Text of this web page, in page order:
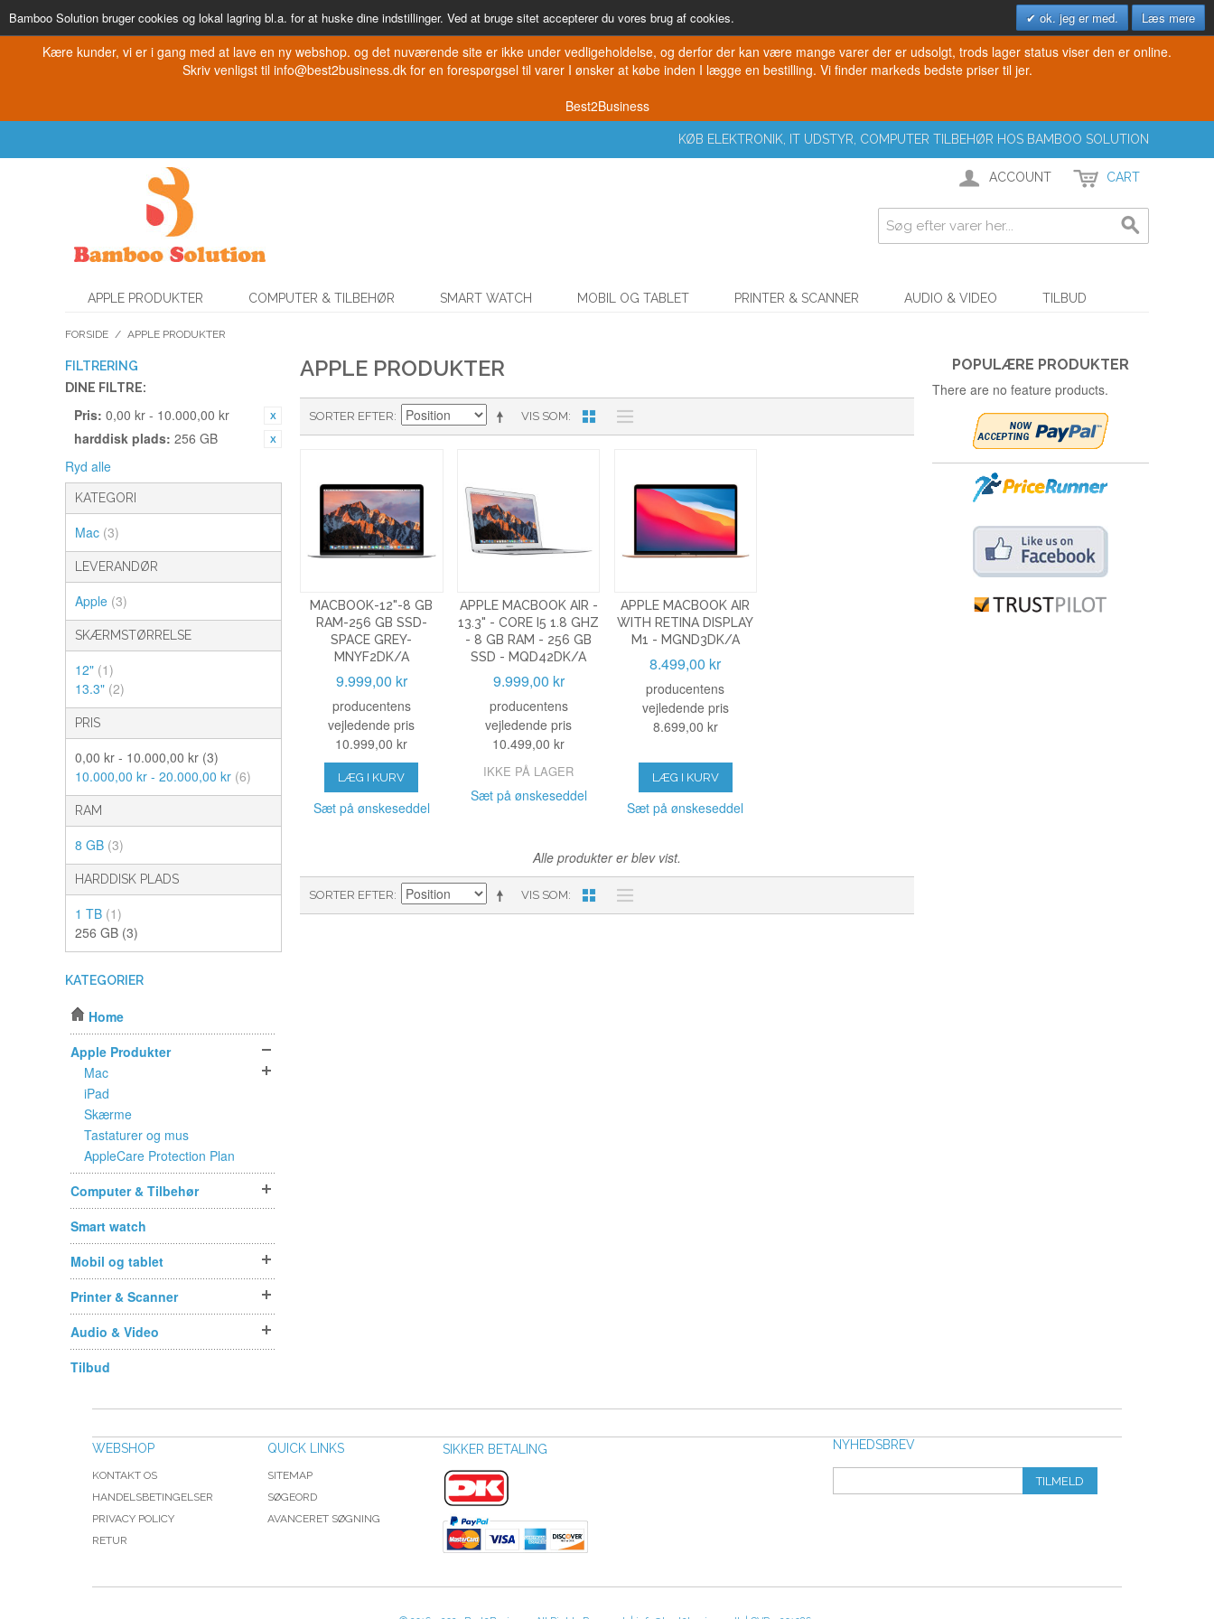
Bamboo Solution bruger cookies og lokal lagring bl.a. for at huske dine indstillinger. Ved at bruge sitet accepterer du vores brug af cookies. ok. jeg er med. Læs mere
Kære kunder, vi er i gang med at lave en ny webshop. og det nuværende site er ikke under vedligeholdelse, og derfor der kan være mange varer der er udsolgt, trods lager status viser den er online.
Skriv venligst til info@best2business.dk for en forespørgsel til varer I ønsker at købe inden I lægge en bestilling. Vi finder markeds bedste priser til jer.
Best2Business
KØB ELEKTRONIK, IT UDSTYR, COMPUTER TILBEHØR HOS BAMBOO SOLUTION
ACCOUNT CART
APPLE PRODUKTER COMPUTER & TILBEHØR SMART WATCH MOBIL OG TABLET PRINTER & SCANNER AUDIO & VIDEO TILBUD
FORSIDE / APPLE PRODUKTER
FILTRERING
DINE FILTRE:
Pris: 0,00 kr - 10.000,00 kr
harddisk plads: 256 GB
Ryd alle
KATEGORI
Mac (3)
LEVERANDØR
Apple (3)
SKÆRMSTØRRELSE
12" (1)
13.3" (2)
PRIS
0,00 kr - 10.000,00 kr (3)
10.000,00 kr - 20.000,00 kr (6)
RAM
8 GB (3)
HARDDISK PLADS
1 TB (1)
256 GB (3)
APPLE PRODUKTER
VIS SOM
SORTER EFTER
MACBOOK-12"-8 GB
RAM-256 GB SSD-
SPACE GREY-
MNYF2DK/A
9.999,00 kr
producentens
vejledende pris
10.999,00 kr
LÆG I KURV
Sæt på ønskeseddel
APPLE MACBOOK AIR -
13.3" - CORE I5 1.8 GHZ
- 8 GB RAM - 256 GB
SSD - MQD42DK/A
9.999,00 kr
producentens
vejledende pris
10.499,00 kr
IKKE PÅ LAGER
Sæt på ønskeseddel
APPLE MACBOOK AIR
WITH RETINA DISPLAY
M1 - MGND3DK/A
8.499,00 kr
producentens
vejledende pris
8.699,00 kr
LÆG I KURV
Sæt på ønskeseddel
Alle produkter er blev vist.
VIS SOM
SORTER EFTER
KATEGORIER
Home
Apple Produkter
Mac
iPad
Skærme
Tastaturer og mus
AppleCare Protection Plan
Computer & Tilbehør
Smart watch
Mobil og tablet
Printer & Scanner
Audio & Video
Tilbud
POPULÆRE PRODUKTER
There are no feature products.
NYHEDSBREV
TILMELD
WEBSHOP
KONTAKT OS
HANDELSBETINGELSER
PRIVACY POLICY
RETUR
QUICK LINKS
SITEMAP
SØGEORD
AVANCERET SØGNING
SIKKER BETALING